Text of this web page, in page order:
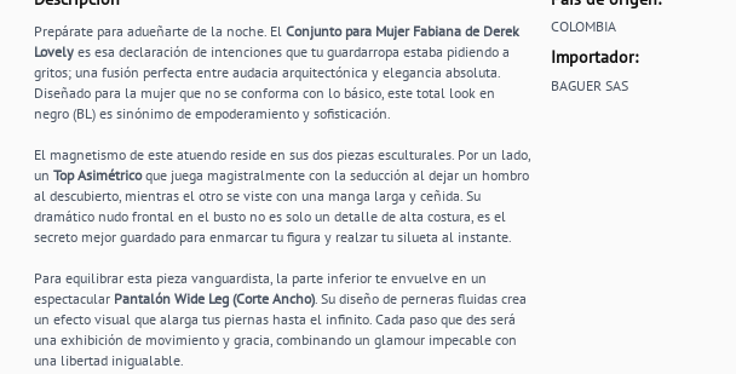
Prepárate para adueñarte de la noche. El Conjunto para Mujer Fabiana de Derek
Lovely es esa declaración de intenciones que tu guardarropa estaba pidiendo a
gritos; una fusión perfecta entre audacia arquitectónica y elegancia absoluta.
Diseñado para la mujer que no se conforma con lo básico, este total look en
negro (BL) es sinónimo de empoderamiento y sofisticación.
El magnetismo de este atuendo reside en sus dos piezas esculturales. Por un lado,
un Top Asimétricoque juega magistralmente con la seducción al dejar un hombro
al descubierto, mientras el otro se viste con una manga larga y ceñida. Su
dramático nudo frontal en el busto no es solo un detalle de alta costura, es el
secreto mejor guardado para enmarcar tu figura y realzar tu silueta al instante.
Para equilibrar esta pieza vanguardista, la parte inferior te envuelve en un
espectacular Pantalón Wide Leg (Corte Ancho) . Su diseño de perneras fluidas crea
un efecto visual que alarga tus piernas hasta el infinito. Cada paso que des será
una exhibición de movimiento y gracia, combinando un glamour impecable con
una libertad inigualable.
COLOMBIA
Importador:
BAGUER SAS